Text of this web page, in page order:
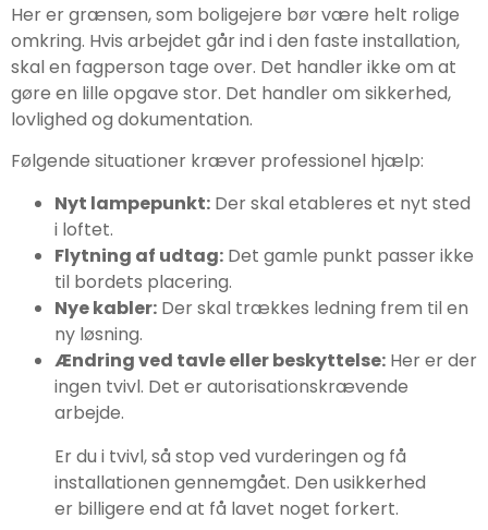
Her er grænsen, som boligejere bør være helt rolige
omkring. Hvis arbejdet går ind i den faste installation,
skal en fagperson tage over. Det handler ikke om at
gøre en lille opgave stor. Det handler om sikkerhed,
lovlighed og dokumentation.
Følgende situationer kræver professionel hjælp:
Nyt lampepunkt: Der skal etableres et nyt sted
i loftet.
Flytning af udtag: Det gamle punkt passer ikke
til bordets placering.
Nye kabler: Der skal trækkes ledning frem til en
ny løsning.
Ændring ved tavle eller beskyttelse: Her er der
ingen tvivl. Det er autorisationskrævende
arbejde.
Er du i tvivl, så stop ved vurderingen og få
installationen gennemgået. Den usikkerhed
er billigere end at få lavet noget forkert.